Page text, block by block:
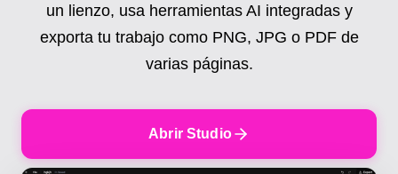
un lienzo, usa herramientas AI integradas y
exporta tu trabajo como PNG, JPG o PDF de
varias páginas.
Abrir Studio